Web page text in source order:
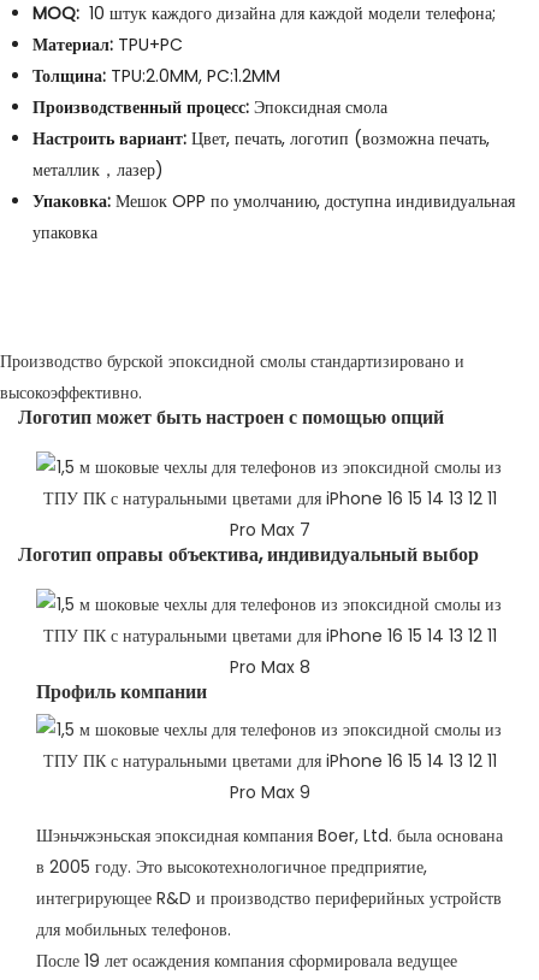
MOQ: 10 штук каждого дизайна для каждой модели телефона;
Материал: TPU+PC
Толщина: TPU:2.0MM, PC:1.2MM
Производственный процесс: Эпоксидная смола
Настроить вариант: Цвет, печать, логотип (возможна печать,
металлик，лазер)
Упаковка: Мешок OPP по умолчанию, доступна индивидуальная
упаковка
Производство бурской эпоксидной смолы стандартизировано и
высокоэффективно.
Логотип может быть настроен с помощью опций
Логотип оправы объектива, индивидуальный выбор​
Профиль компании​
Шэньчжэньская эпоксидная компания Boer, Ltd. была основана
в 2005 году. Это высокотехнологичное предприятие,
интегрирующее R&D и производство периферийных устройств
для мобильных телефонов.
После 19 лет осаждения компания сформировала ведущее